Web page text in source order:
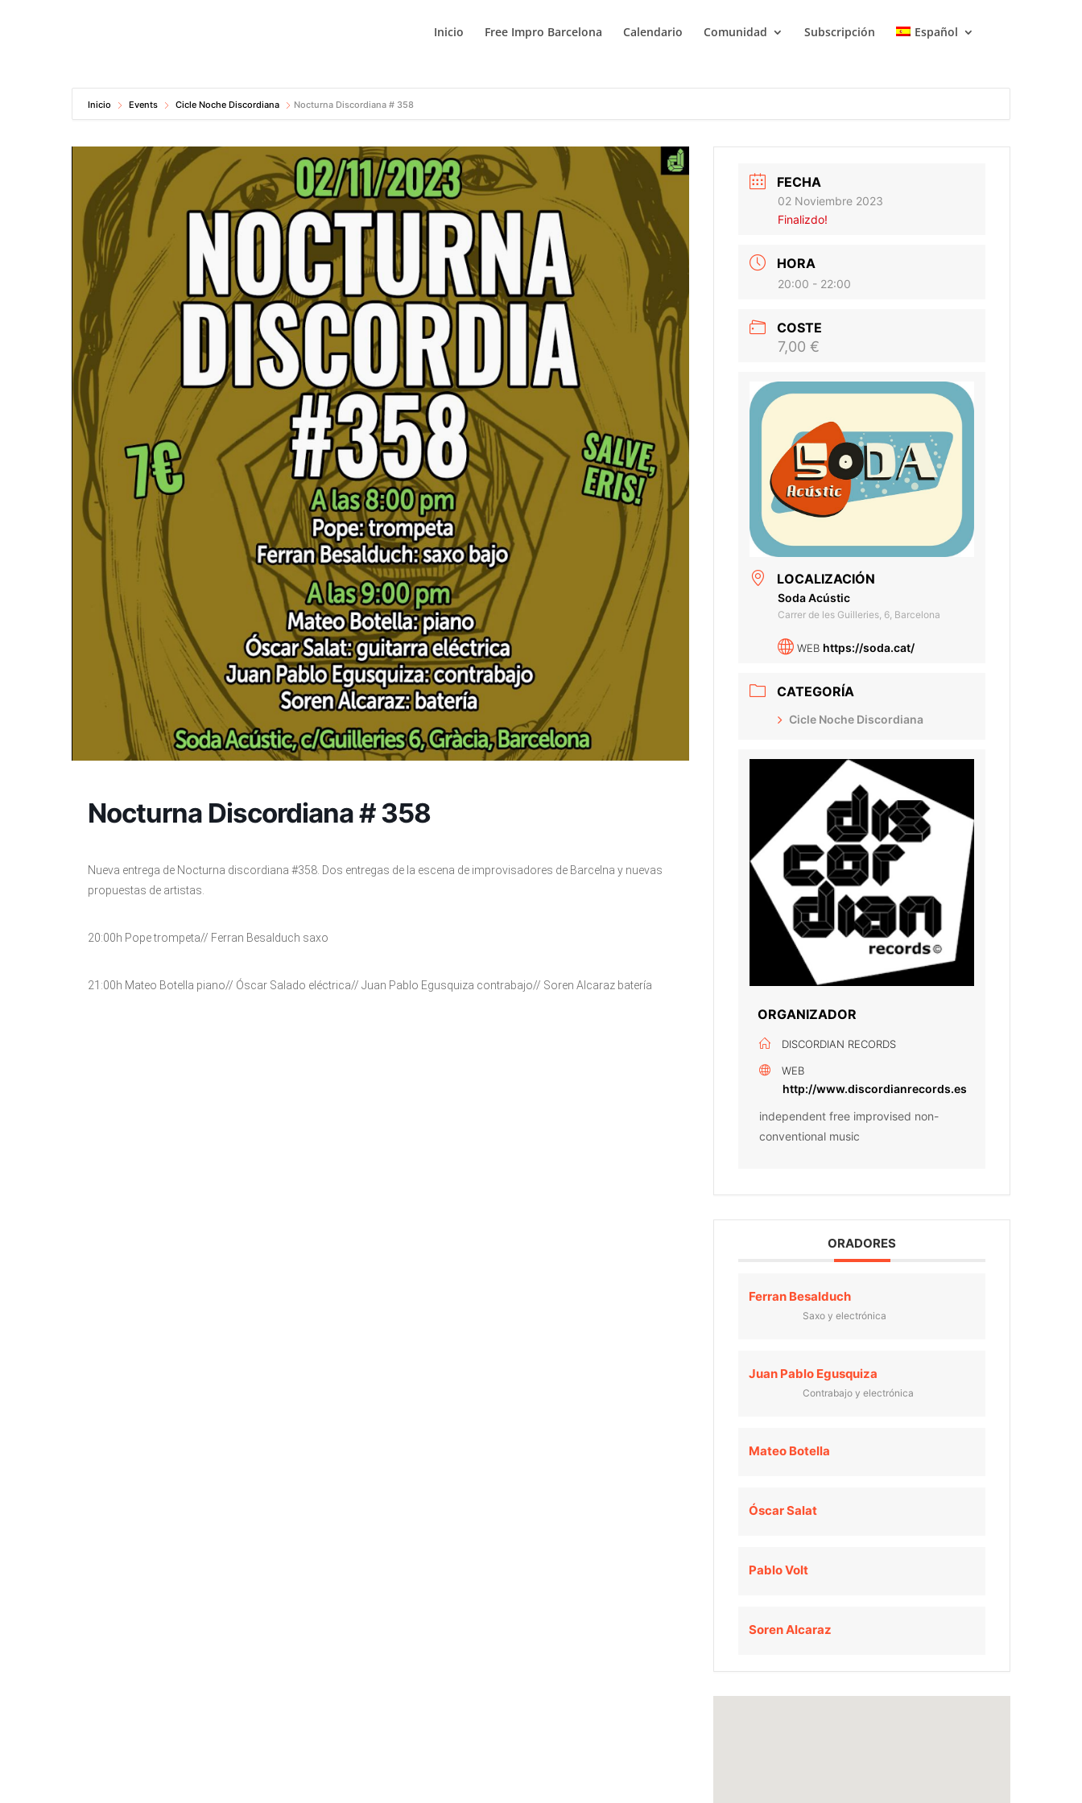
Inicio Free Impro Barcelona Calendario Comunidad Subscripción Español
Inicio Events Cicle Noche Discordiana Nocturna Discordiana # 358
Nocturna Discordiana # 358
Nueva entrega de Nocturna discordiana #358. Dos entregas de la escena de improvisadores de Barcelna y nuevas
propuestas de artistas.
20:00h Pope trompeta// Ferran Besalduch saxo
21:00h Mateo Botella piano// Óscar Salado eléctrica// Juan Pablo Egusquiza contrabajo// Soren Alcaraz batería
FECHA
02 Noviembre 2023
Finalizdo!
HORA
20:00 - 22:00
COSTE
7,00 €
LOCALIZACIÓN
Soda Acústic
Carrer de les Guilleries, 6, Barcelona
WEB https://soda.cat/
CATEGORÍA
Cicle Noche Discordiana
ORGANIZADOR
DISCORDIAN RECORDS
WEB
http://www.discordianrecords.es
independent free improvised non-
conventional music
ORADORES
Ferran Besalduch
Saxo y electrónica
Juan Pablo Egusquiza
Contrabajo y electrónica
Mateo Botella
Óscar Salat
Pablo Volt
Soren Alcaraz